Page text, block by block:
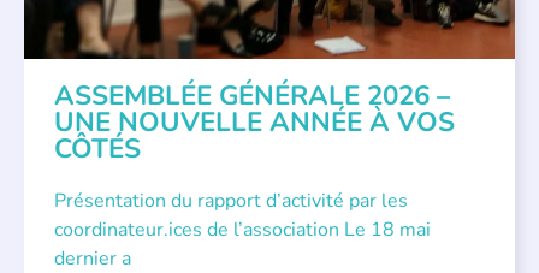
ASSEMBLÉE GÉNÉRALE 2026 –
UNE NOUVELLE ANNÉE À VOS
CÔTÉS
Présentation du rapport d’activité par les
coordinateur.ices de l’association Le 18 mai
dernier a